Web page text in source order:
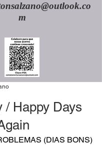
m
/ Happy Days
(DIAS BONS)